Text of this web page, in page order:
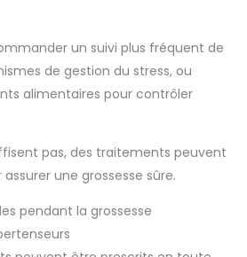
un suivi plus fréquent de
de gestion du stress, ou
alimentaires pour contrôler
pas, des traitements peuvent
une grossesse sûre.
pendant la grossesse